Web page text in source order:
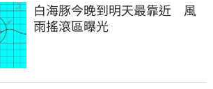
白海豚今晚到明天最靠近　風
雨搖滾區曝光